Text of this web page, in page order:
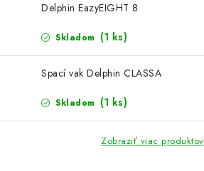
PRETEKÁRSKE SEDAČKY
CAMPING
Delphin EazyEIGHT 8
Skladom (1 ks)
Spací vak Delphin CLASSA
Skladom (1 ks)
Zobraziť viac produktov